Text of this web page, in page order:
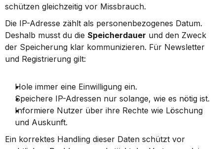
schützen gleichzeitig vor Missbrauch.
Die IP-Adresse zählt als personenbezogenes Datum.
Deshalb musst du die Speicherdauer und den Zweck
der Speicherung klar kommunizieren. Für Newsletter
und Registrierung gilt:
Hole immer eine Einwilligung ein.
Speichere IP-Adressen nur solange, wie es nötig ist.
Informiere Nutzer über ihre Rechte wie Löschung
und Auskunft.
Ein korrektes Handling dieser Daten schützt vor